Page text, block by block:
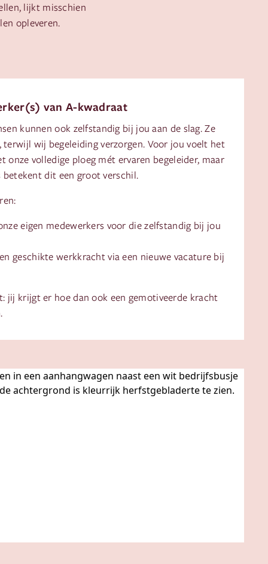
lijkt misschien
opleveren.
van A-kwadraat
kunnen ook zelfstandig bij jou aan de slag. Ze
wij begeleiding verzorgen. Voor jou voelt het
onze volledige ploeg mét ervaren begeleider, maar
dit een groot verschil.
eigen medewerkers voor die zelfstandig bij jou
geschikte werkkracht via een nieuwe vacature bij
jij krijgt er hoe dan ook een gemotiveerde kracht